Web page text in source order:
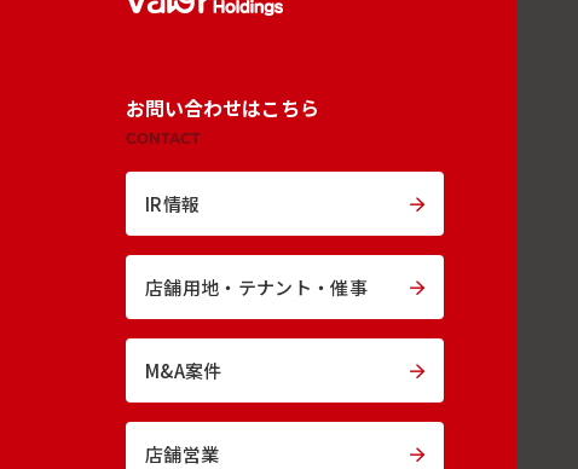
お問い合わせはこちら
CONTACT
IR情報
店舗用地・ テナント・催事
M&A案件
店舗営業